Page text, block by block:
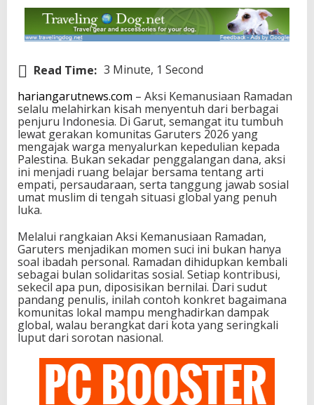
Read Time: 3 Minute, 1 Second
hariangarutnews.com – Aksi Kemanusiaan Ramadan
selalu melahirkan kisah menyentuh dari berbagai
penjuru Indonesia. Di Garut, semangat itu tumbuh
lewat gerakan komunitas Garuters 2026 yang
mengajak warga menyalurkan kepedulian kepada
Palestina. Bukan sekadar penggalangan dana, aksi
ini menjadi ruang belajar bersama tentang arti
empati, persaudaraan, serta tanggung jawab sosial
umat muslim di tengah situasi global yang penuh
luka.
Melalui rangkaian Aksi Kemanusiaan Ramadan,
Garuters menjadikan momen suci ini bukan hanya
soal ibadah personal. Ramadan dihidupkan kembali
sebagai bulan solidaritas sosial. Setiap kontribusi,
sekecil apa pun, diposisikan bernilai. Dari sudut
pandang penulis, inilah contoh konkret bagaimana
komunitas lokal mampu menghadirkan dampak
global, walau berangkat dari kota yang seringkali
luput dari sorotan nasional.